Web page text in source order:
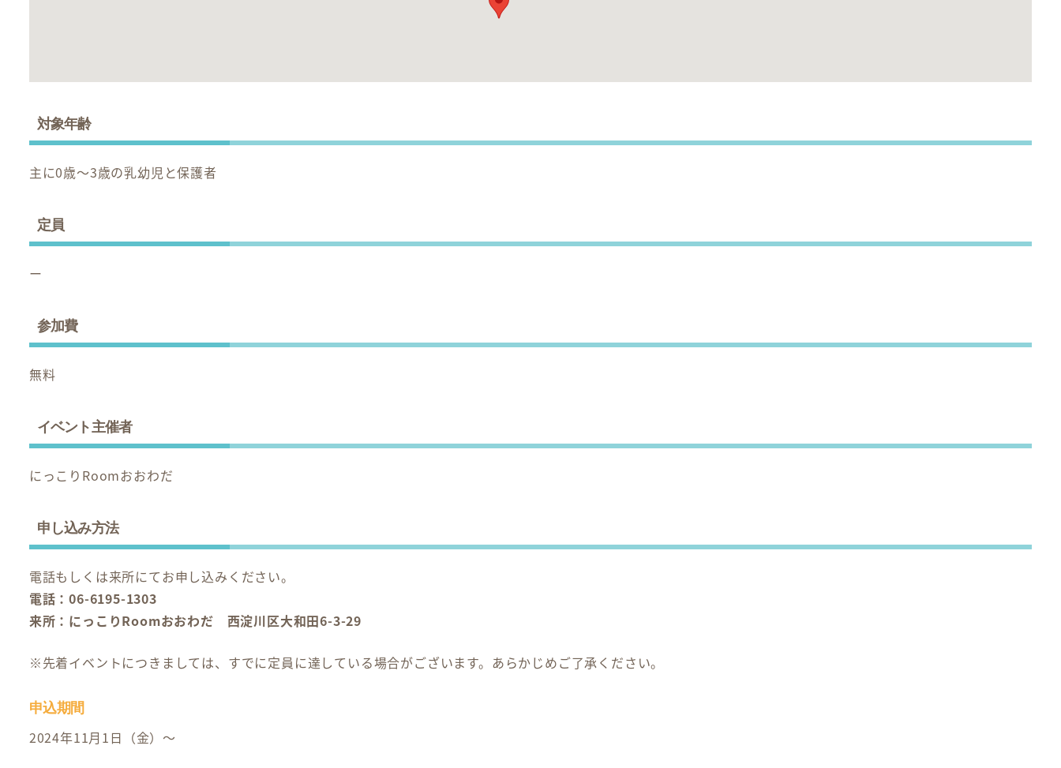
対象年齢
主に0歳～3歳の乳幼児と保護者
定員
ー
参加費
無料
イベント主催者
にっこりRoomおおわだ
申し込み方法
電話もしくは来所にてお申し込みください。
電話：06-6195-1303
来所：にっこりRoomおおわだ 西淀川区大和田6-3-29
※先着イベントにつきましては、すでに定員に達している場合がございます。あらかじめご了承ください。
申込期間
2024年11月1日（金）～